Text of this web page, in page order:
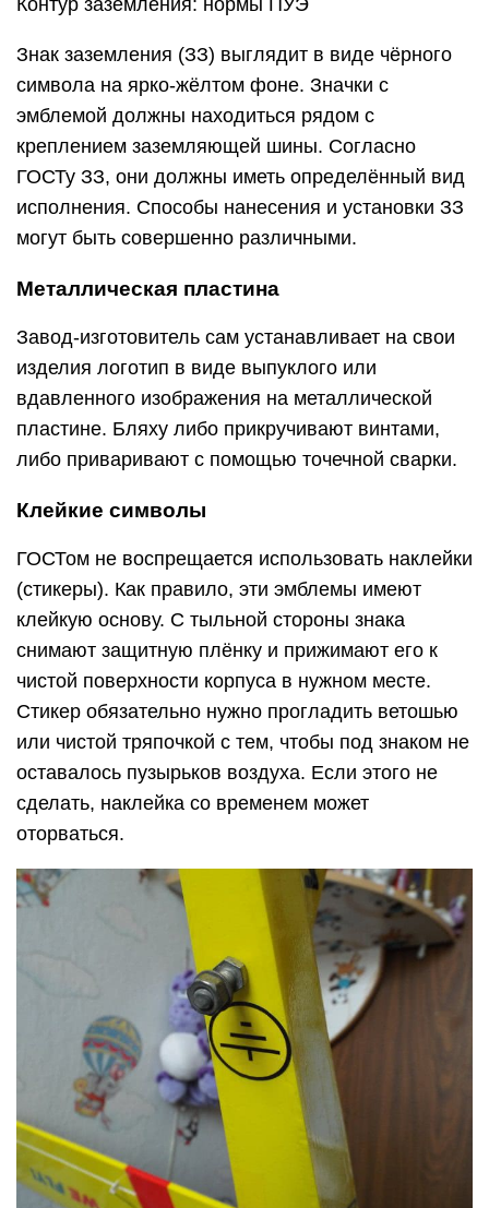
Контур заземления: нормы ПУЭ
Знак заземления (ЗЗ) выглядит в виде чёрного
символа на ярко-жёлтом фоне. Значки с
эмблемой должны находиться рядом с
креплением заземляющей шины. Согласно
ГОСТу ЗЗ, они должны иметь определённый вид
исполнения. Способы нанесения и установки ЗЗ
могут быть совершенно различными.
Металлическая пластина
Завод-изготовитель сам устанавливает на свои
изделия логотип в виде выпуклого или
вдавленного изображения на металлической
пластине. Бляху либо прикручивают винтами,
либо приваривают с помощью точечной сварки.
Клейкие символы
ГОСТом не воспрещается использовать наклейки
(стикеры). Как правило, эти эмблемы имеют
клейкую основу. С тыльной стороны знака
снимают защитную плёнку и прижимают его к
чистой поверхности корпуса в нужном месте.
Стикер обязательно нужно прогладить ветошью
или чистой тряпочкой с тем, чтобы под знаком не
оставалось пузырьков воздуха. Если этого не
сделать, наклейка со временем может
оторваться.